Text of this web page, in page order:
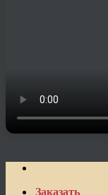
Заказать